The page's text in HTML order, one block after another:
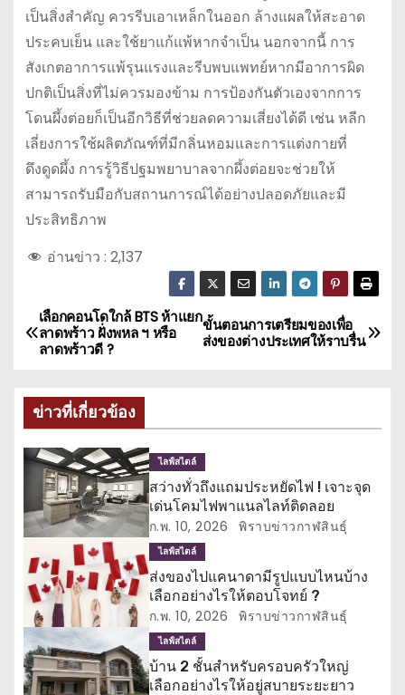
เป็นสิ่งสำคัญ ควรรีบเอาเหล็กในออก ล้างแผลให้สะอาด
ประคบเย็น และใช้ยาแก้แพ้หากจำเป็น นอกจากนี้ การ
สังเกตอาการแพ้รุนแรงและรีบพบแพทย์หากมีอาการผิด
ปกติเป็นสิ่งที่ไม่ควรมองข้าม การป้องกันตัวเองจากการ
โดนผึ้งต่อยก็เป็นอีกวิธีที่ช่วยลดความเสี่ยงได้ดี เช่น หลีก
เลี่ยงการใช้ผลิตภัณฑ์ที่มีกลิ่นหอมและการแต่งกายที่
ดึงดูดผึ้ง การรู้วิธีปฐมพยาบาลจากผึ้งต่อยจะช่วยให้
สามารถรับมือกับสถานการณ์ได้อย่างปลอดภัยและมี
ประสิทธิภาพ
อ่านข่าว : 2,137
แ
น
ะ
แ
น
ว
เ
รื่
อ
ง
ขั้นตอนการเตรียมของเพื่อ
ส่งของต่างประเทศให้ราบรื่น
เลือกคอนโดใกล้ BTS ห้าแยก
ลาดพร้าว ฝั่งพหล ฯ หรือ
ลาดพร้าวดี ?
ข่าวที่เกี่ยวข้อง
ไลฟ์สไตล์
สว่างทั่วถึงแถมประหยัดไฟ ! เจาะจุด
เด่นโคมไฟพาแนลไลท์ติดลอย
ก.พ. 10, 2026 พิราบข่าวกาฬสินธุ์
ไลฟ์สไตล์
ส่งของไปแคนาดามีรูปแบบไหนบ้าง
เลือกอย่างไรให้ตอบโจทย์ ?
ก.พ. 10, 2026 พิราบข่าวกาฬสินธุ์
ไลฟ์สไตล์
บ้าน 2 ชั้นสำหรับครอบครัวใหญ่
เลือกอย่างไรให้อยู่สบายระยะยาว